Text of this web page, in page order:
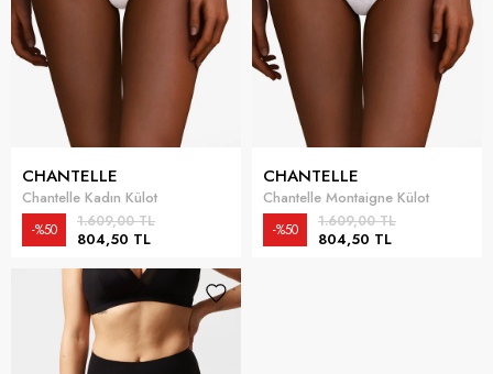
CHANTELLE
Chantelle Kadın Külot
804,50 TL
1.609,00 TL
%50
CHANTELLE
Chantelle Montaigne Külot
804,50 TL
1.609,00 TL
%50